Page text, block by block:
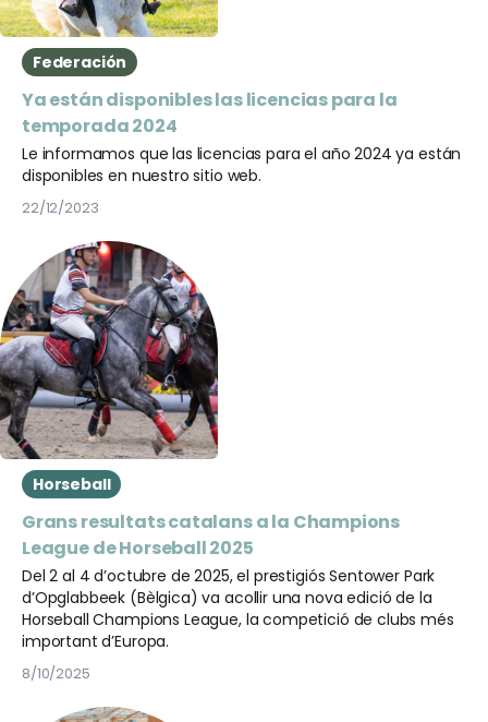
Federación
Ya están disponibles las licencias para la
temporada 2024
Le informamos que las licencias para el año 2024 ya están
disponibles en nuestro sitio web.
22/12/2023
Horseball
Grans resultats catalans a la Champions
League de Horseball 2025
Del 2 al 4 d’octubre de 2025, el prestigiós Sentower Park
d’Opglabbeek (Bèlgica) va acollir una nova edició de la
Horseball Champions League, la competició de clubs més
important d’Europa.
8/10/2025